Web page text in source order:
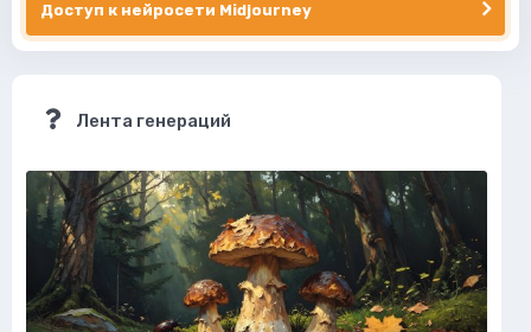
Доступ к нейросети Midjourney
Лента генераций